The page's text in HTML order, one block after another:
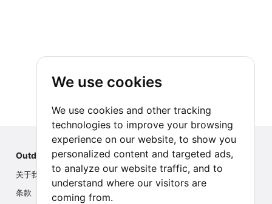
We use cookies
We use cookies and other tracking
technologies to improve your browsing
experience on our website, to show you
personalized content and targeted ads,
to analyze our website traffic, and to
understand where our visitors are
coming from.
Outdoor Index
关于我们
条款